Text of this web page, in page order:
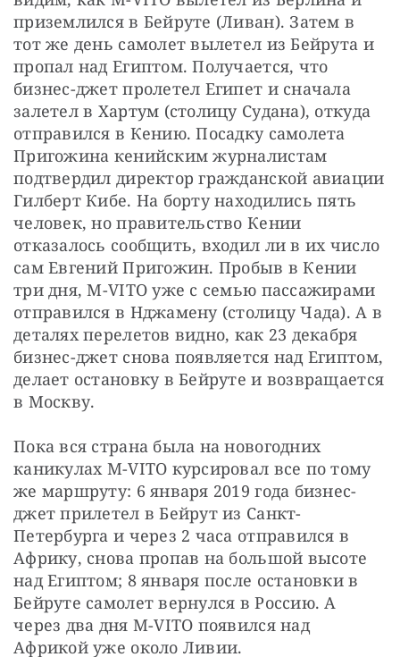
приземлился в Бейруте (Ливан). Затем в
тот же день самолет вылетел из Бейрута и
пропал над Египтом. Получается, что
бизнес-джет пролетел Египет и сначала
залетел в Хартум (столицу Судана), откуда
отправился в Кению. Посадку самолета
Пригожина кенийским журналистам
подтвердил директор гражданской авиации
Гилберт Кибе. На борту находились пять
человек, но правительство Кении
отказалось сообщить, входил ли в их число
сам Евгений Пригожин. Пробыв в Кении
три дня, M-VITO уже с семью пассажирами
отправился в Нджамену (столицу Чада). А в
деталях перелетов видно, как 23 декабря
бизнес-джет снова появляется над Египтом,
делает остановку в Бейруте и возвращается
в Москву.
Пока вся страна была на новогодних
каникулах M-VITO курсировал все по тому
же маршруту: 6 января 2019 года бизнес-
джет прилетел в Бейрут из Санкт-
Петербурга и через 2 часа отправился в
Африку, снова пропав на большой высоте
над Египтом; 8 января после остановки в
Бейруте самолет вернулся в Россию. А
через два дня M-VITO появился над
Африкой уже около Ливии.